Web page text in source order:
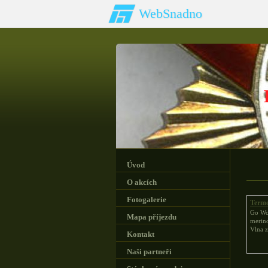
WebSnadno
Go
Vlna
Úvod
O akcích
Fotogalerie
Mapa příjezdu
Kontakt
Naši partneři